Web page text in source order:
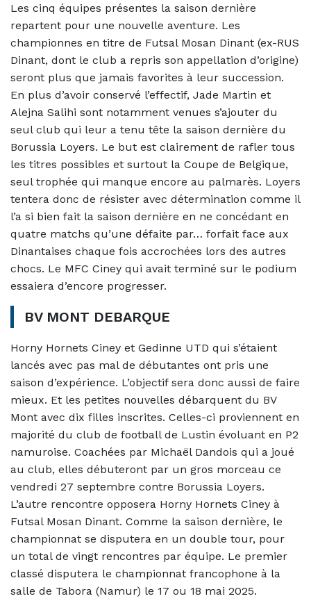
Les cinq équipes présentes la saison dernière
repartent pour une nouvelle aventure. Les
championnes en titre de Futsal Mosan Dinant (ex-RUS
Dinant, dont le club a repris son appellation d’origine)
seront plus que jamais favorites à leur succession.
En plus d’avoir conservé l’effectif, Jade Martin et
Alejna Salihi sont notamment venues s’ajouter du
seul club qui leur a tenu tête la saison dernière du
Borussia Loyers. Le but est clairement de rafler tous
les titres possibles et surtout la Coupe de Belgique,
seul trophée qui manque encore au palmarès. Loyers
tentera donc de résister avec détermination comme il
l’a si bien fait la saison dernière en ne concédant en
quatre matchs qu’une défaite par… forfait face aux
Dinantaises chaque fois accrochées lors des autres
chocs. Le MFC Ciney qui avait terminé sur le podium
essaiera d’encore progresser.
BV MONT DEBARQUE
Horny Hornets Ciney et Gedinne UTD qui s’étaient
lancés avec pas mal de débutantes ont pris une
saison d’expérience. L’objectif sera donc aussi de faire
mieux. Et les petites nouvelles débarquent du BV
Mont avec dix filles inscrites. Celles-ci proviennent en
majorité du club de football de Lustin évoluant en P2
namuroise. Coachées par Michaël Dandois qui a joué
au club, elles débuteront par un gros morceau ce
vendredi 27 septembre contre Borussia Loyers.
L’autre rencontre opposera Horny Hornets Ciney à
Futsal Mosan Dinant. Comme la saison dernière, le
championnat se disputera en un double tour, pour
un total de vingt rencontres par équipe. Le premier
classé disputera le championnat francophone à la
salle de Tabora (Namur) le 17 ou 18 mai 2025.